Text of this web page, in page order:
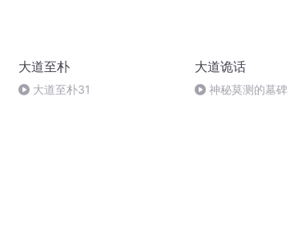
大道至朴
大道至朴31
大道诡话
神秘莫测的墓碑